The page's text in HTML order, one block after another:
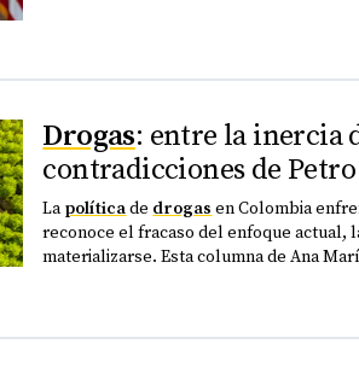
Drogas: entre la inercia
contradicciones de Petro
Lapolíticade drogas en Colombia
reconoce el fracaso del enfoque actual,
materializarse. Esta columna de Ana